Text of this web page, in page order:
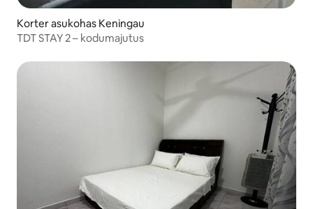
Korter asukohas Keningau
TDT STAY 2 – kodumajutus